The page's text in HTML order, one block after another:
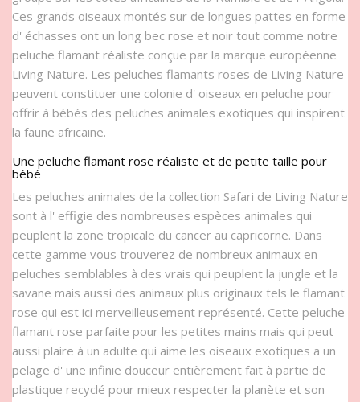
Ces grands oiseaux montés sur de longues pattes en forme
d' échasses ont un long bec rose et noir tout comme notre
peluche flamant réaliste conçue par la marque européenne
Living Nature. Les peluches flamants roses de Living Nature
peuvent constituer une colonie d' oiseaux en peluche pour
offrir à bébés des peluches animales exotiques qui inspirent
la faune africaine.
Une peluche flamant rose réaliste et de petite taille pour
bébé
Les peluches animales de la collection Safari de Living Nature
sont à l' effigie des nombreuses espèces animales qui
peuplent la zone tropicale du cancer au capricorne. Dans
cette gamme vous trouverez de nombreux animaux en
peluches semblables à des vrais qui peuplent la jungle et la
savane mais aussi des animaux plus originaux tels le flamant
rose qui est ici merveilleusement représenté. Cette peluche
flamant rose parfaite pour les petites mains mais qui peut
aussi plaire à un adulte qui aime les oiseaux exotiques a un
pelage d' une infinie douceur entièrement fait à partie de
plastique recyclé pour mieux respecter la planète et son